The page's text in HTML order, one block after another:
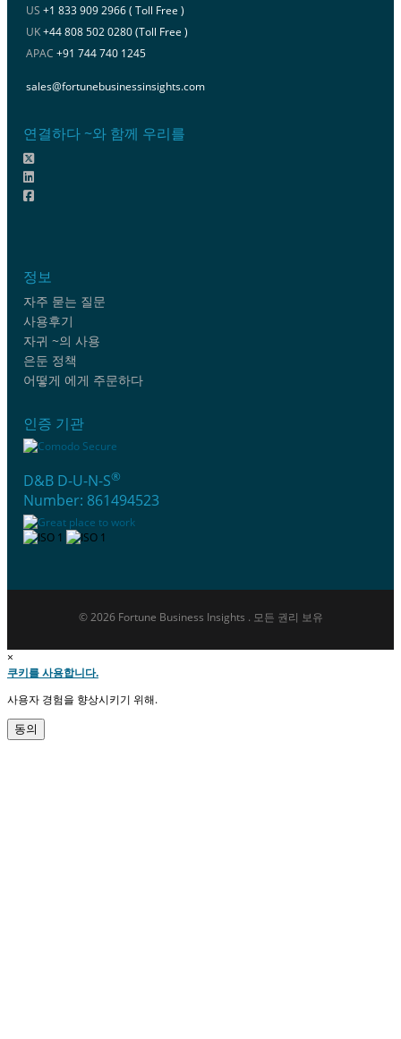
US +1 833 909 2966 ( Toll Free )
UK+44 808 502 0280 (Toll Free )
APAC +91 744 740 1245
sales@fortunebusinessinsights.com
연결하다 ~와 함께 우리를
정보
자주 묻는 질문
사용후기
자귀 ~의 사용
은둔 정책
어떻게 에게 주문하다
인증 기관
D&B D-U-N-S®
Number: 861494523
© 2026 Fortune Business Insights . 모든 권리 보유
×
쿠키를 사용합니다.
사용자 경험을 향상시키기 위해.
동의